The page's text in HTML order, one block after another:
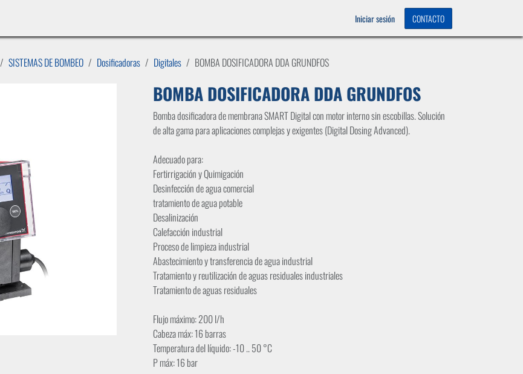
Iniciar sesión CONTACTO
SISTEMAS DE BOMBEO Dosificadoras Digitales BOMBA DOSIFICADORA DDA GRUNDFOS
BOMBA DOSIFICADORA DDA GRUNDFOS
Bomba dosificadora de membrana SMART Digital con motor interno sin escobillas. Solución
de alta gama para aplicaciones complejas y exigentes (Digital Dosing Advanced).
Adecuado para:
Fertirrigación y Quimigación
Desinfección de agua comercial
tratamiento de agua potable
Desalinización
Calefacción industrial
Proceso de limpieza industrial
Abastecimiento y transferencia de agua industrial
Tratamiento y reutilización de aguas residuales industriales
Tratamiento de aguas residuales
Flujo máximo: 200 l/h
Cabeza máx: 16 barras
Temperatura del líquido: -10 .. 50 °C
P máx: 16 bar